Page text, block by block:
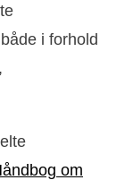
i forhold
om